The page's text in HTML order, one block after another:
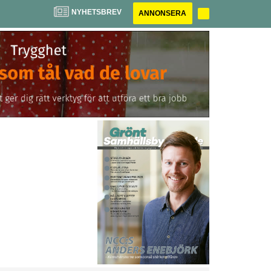
NYHETSBREV ANNONSERA